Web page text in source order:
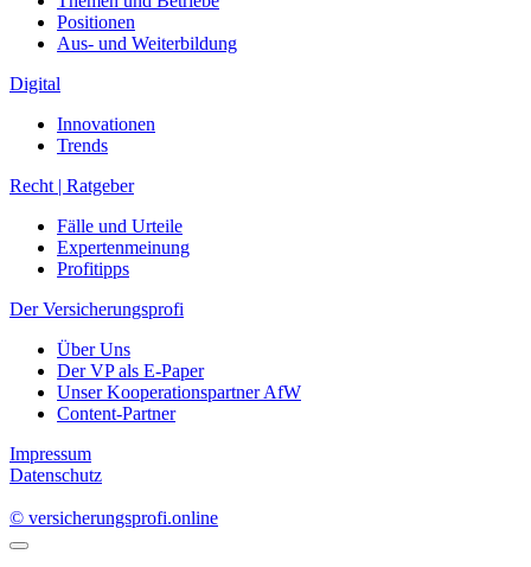
Positionen
Aus- und Weiterbildung
Digital
Innovationen
Trends
Recht | Ratgeber
Fälle und Urteile
Expertenmeinung
Profitipps
Der Versicherungsprofi
Über Uns
Der VP als E-Paper
Unser Kooperationspartner AfW
Content-Partner
Impressum
Datenschutz
© versicherungsprofi.online